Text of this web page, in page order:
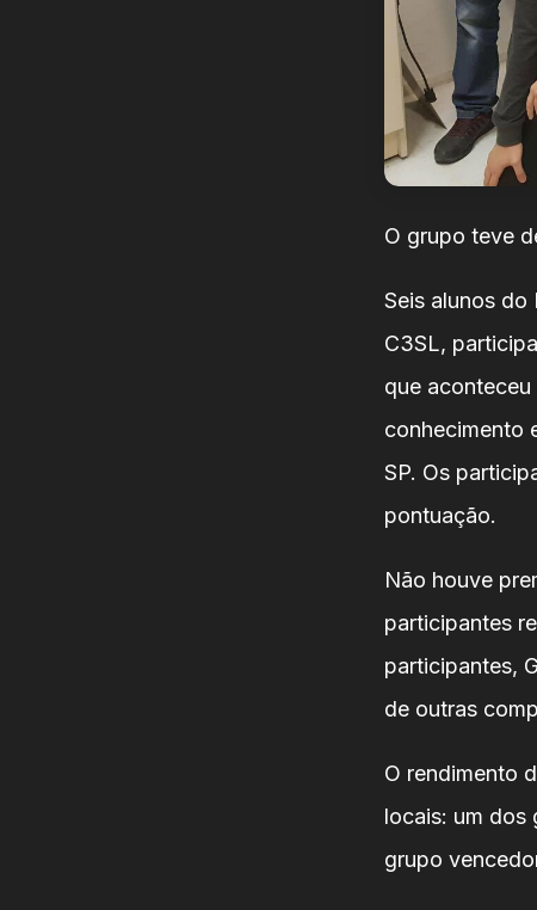
O grupo teve
Seis alunos
C3SL,
que
conhecimento
SP. Os
pontuação.
Não houve
participantes
participantes,
de outras
O rendimento
locais: um dos
grupo